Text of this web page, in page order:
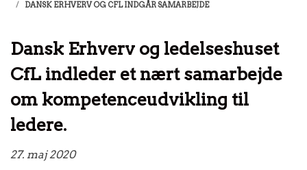
DANSK ERHVERV OG CFL INDGÅR SAMARBEJDE
Dansk Erhverv og ledelseshuset
CfL indleder et nært samarbejde
om kompetenceudvikling til
ledere.
27. maj 2020